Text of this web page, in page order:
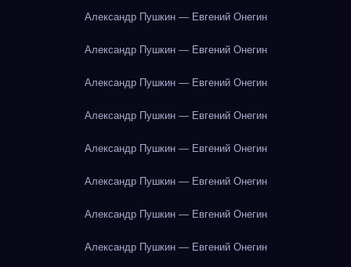
Александр Пушкин — Евгений Онегин
Александр Пушкин — Евгений Онегин
Александр Пушкин — Евгений Онегин
Александр Пушкин — Евгений Онегин
Александр Пушкин — Евгений Онегин
Александр Пушкин — Евгений Онегин
Александр Пушкин — Евгений Онегин
Александр Пушкин — Евгений Онегин